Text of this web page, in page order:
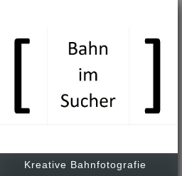
Kreative Bahnfotografie